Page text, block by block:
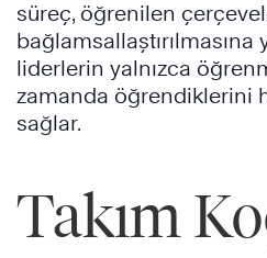
süreç, öğrenilen
bağlamsallaştırılmasına
liderlerin yalnızca
zamanda öğrendiklerini
sağlar.
Takım